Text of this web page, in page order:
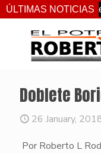
ÚLTIMAS NOTICIAS
el más consistente
Doblete
26 January,
Por Roberto L